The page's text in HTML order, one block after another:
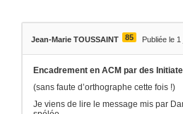
Jean-Marie TOUSSAINT 85 Publiée le
Encadrement en ACM par des
(sans faute d’orthographe cette fois !)
Je viens de lire le message mis par